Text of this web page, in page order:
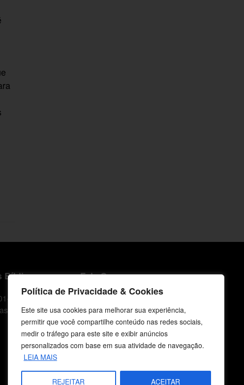
Política de Privacidade & Cookies
Este site usa cookies para melhorar sua experiência,
permitir que você compartilhe conteúdo nas redes sociais,
medir o tráfego para este site e exibir anúncios
personalizados com base em sua atividade de navegação.
LEIA MAIS
REJEITAR ACEITAR
Bíblicos
10
Fale Conosco
E-mails
vendas@cebi.org.br
comunicacao@cebi.org.br
WhatsApp / Vendas
WhatsApp / Comunicação